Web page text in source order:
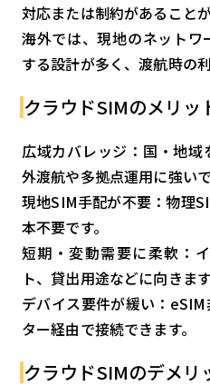
対応または制約があることが
海外では、現地のネット
する設計が多く、渡航時の
クラウドSIMのメリッ
広域カバレッジ：国・地
外渡航や多拠点運用に強いで
現地SIM手配が不要：物理
本不要です。
短期・変動需要に柔軟：
ト、貸出用途などに向きます
デバイス要件が緩い：
ター経由で接続できます。
クラウドSIMのデメリ